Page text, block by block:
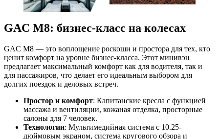
GAC M8: бизнес-класс на колесах
GAC M8 — это воплощение роскоши и простора для тех, кто
ценит комфорт на уровне бизнес-класса. Этот минивэн
предлагает максимальный комфорт как для водителя, так и
для пассажиров, что делает его идеальным выбором для
долгих поездок и деловых встреч.
Простор и комфорт: Капитанские кресла с функцией
массажа и вентиляции, кожаная отделка, просторные
салоны для 7 человек.
Технологии: Мультимедийная система с 10.25-
дюймовым экраном, система кругового обзора и